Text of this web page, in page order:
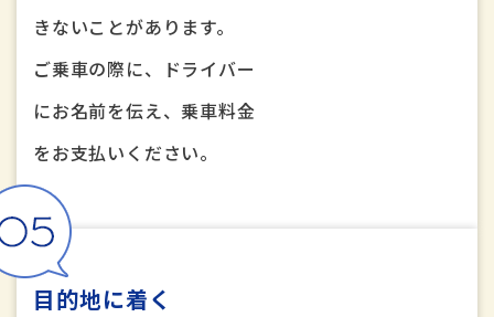
きないことがあります。
ご乗車の際に、ドライバー
にお名前を伝え、乗車料金
をお支払いください。
目的地に着く